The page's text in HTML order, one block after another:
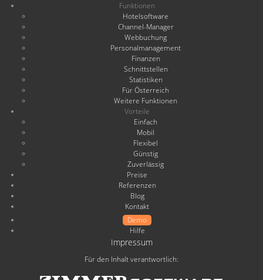
Funktionen
Hotelsoftware
Channel-Manager
Webbuchung
Personalmanagement
Finanzen
Schnittstellen
Statistiken
Für Österreich
Weitere Funktionen
Vorteile
Einfach
Mobil
Flexibel
Günstig
Zuverlässig
Preise
Referenzen
Blog
Kontakt
Demo
Hilfe
Impressum
Für den Inhalt verantwortlich: